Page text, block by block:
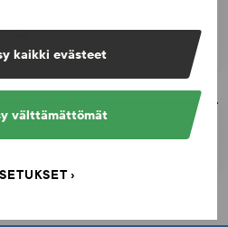
kaikki evästeet
välttämättömät